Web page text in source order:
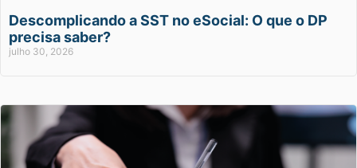
Descomplicando a SST no eSocial: O que o DP
precisa saber?
julho 30, 2026